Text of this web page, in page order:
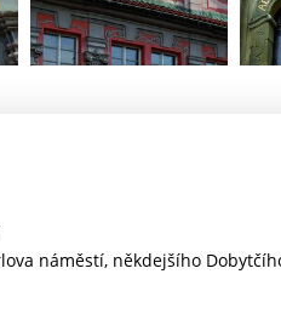
náměstí, někdejšího